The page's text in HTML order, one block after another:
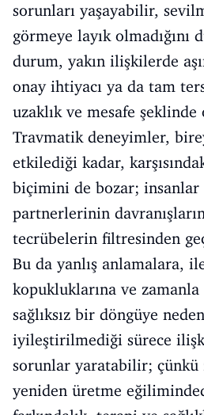
sorunları yaşayabilir,
görmeye layık olmadığını
durum, yakın ilişkilerde
onay ihtiyacı ya da tam
uzaklık ve mesafe
Travmatik deneyimler,
etkilediği kadar,
biçimini de bozar; insanlar
partnerlerinin
tecrübelerin filtresinden
Bu da yanlış anlamalara,
kopukluklarına ve
sağlıksız bir döngüye
iyileştirilmediği sürece
sorunlar yaratabilir; çünkü
yeniden üretme